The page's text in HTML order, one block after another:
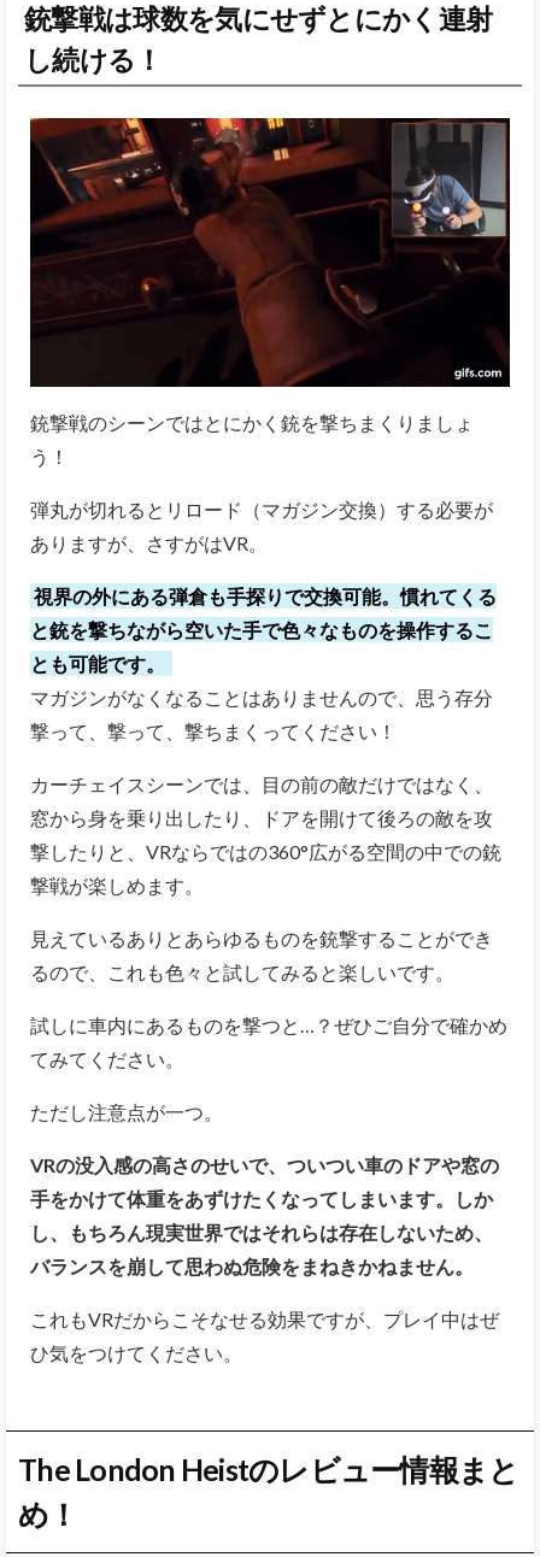
銃撃戦は球数を気にせずとにかく連射
し続ける！
銃撃戦のシーンではとにかく銃を撃ちまくりましょ
う！
弾丸が切れるとリロード（マガジン交換）する必要が
ありますが、さすがはVR。
視界の外にある弾倉も手探りで交換可能。慣れてくる
と銃を撃ちながら空いた手で色々なものを操作するこ
とも可能です。
マガジンがなくなることはありませんので、思う存分
撃って、撃って、撃ちまくってください！
カーチェイスシーンでは、目の前の敵だけではなく、
窓から身を乗り出したり、ドアを開けて後ろの敵を攻
撃したりと、VRならではの360°広がる空間の中での銃
撃戦が楽しめます。
見えているありとあらゆるものを銃撃することができ
るので、これも色々と試してみると楽しいです。
試しに車内にあるものを撃つと…？ぜひご自分で確かめ
てみてください。
ただし注意点が一つ。
VRの没入感の高さのせいで、ついつい車のドアや窓の
手をかけて体重をあずけたくなってしまいます。しか
し、もちろん現実世界ではそれらは存在しないため、
バランスを崩して思わぬ危険をまねきかねません。
これもVRだからこそなせる効果ですが、プレイ中はぜ
ひ気をつけてください。
The London Heistのレビュー情報まと
め！